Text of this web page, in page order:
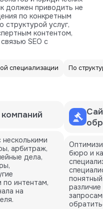
должен приводить не
по конкретным
услуг,
контентом,
SEO с
специализации По
арбитраж,
дела,
по интентам,
на
бюро и